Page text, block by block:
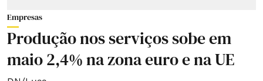
Empresas
Produção nos serviços sobe em
maio 2,4% na zona euro e na UE